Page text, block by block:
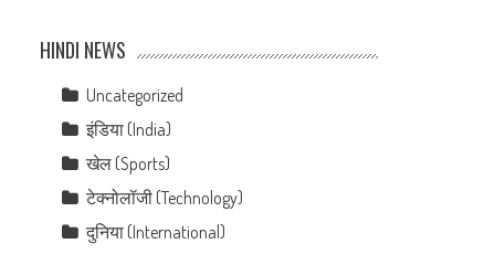
HINDI NEWS
Uncategorized
इंडिया (India)
खेल (Sports)
टेक्नोलॉजी (Technology)
दुनिया (International)